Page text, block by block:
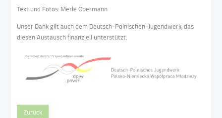
Text und Fotos: Merle Obermann
Unser Dank gilt auch dem Deutsch-Polnischen-Jugendwerk, das
diesen Austausch finanziell unterstützt.
Zurück